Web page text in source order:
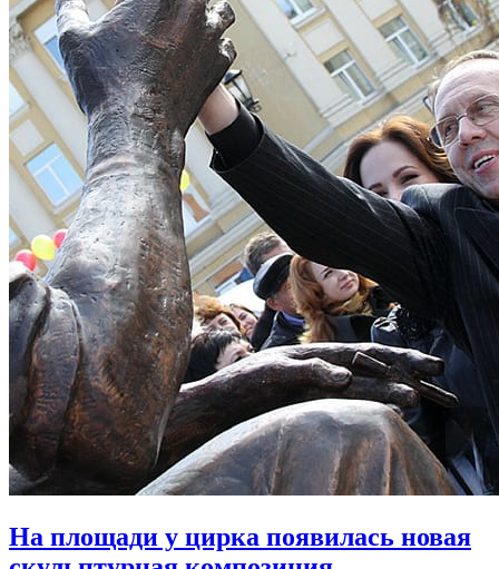
На площади у цирка появилась новая